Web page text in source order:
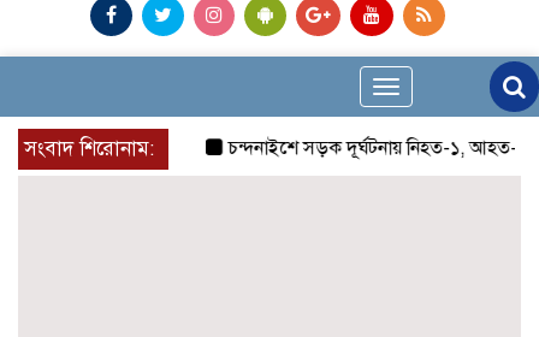
Toggle
navigation
সংবাদ শিরোনাম:
চন্দনাইশে সড়ক দূর্ঘটনায় নিহত-১, আহত-২